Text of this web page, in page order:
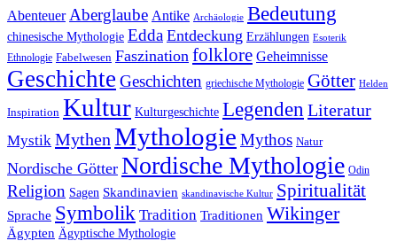
Abenteuer Aberglaube Antike Archäologie Bedeutung
chinesische Mythologie Edda Entdeckung Erzählungen Esoterik
Ethnologie Fabelwesen Faszination folklore Geheimnisse
Geschichte Geschichten griechische Mythologie Götter Helden
Inspiration Kultur Kulturgeschichte Legenden Literatur
Mystik Mythen Mythologie Mythos Natur
Nordische Götter Nordische Mythologie Odin
Religion Sagen Skandinavien skandinavische Kultur Spiritualität
Sprache Symbolik Tradition Traditionen Wikinger
Ägypten Ägyptische Mythologie